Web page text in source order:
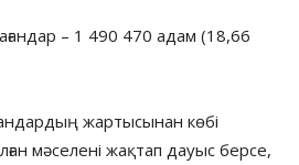
– 1 490 470 адам (18,66
жартысынан көбі
мәселені жақтап дауыс берсе,